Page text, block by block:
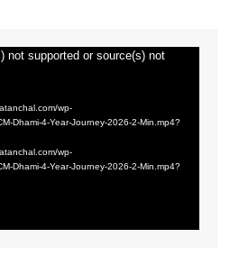
not supported or source(s) not
wp-
Dhami-4-Year-Journey-2026-2-Min.mp4?
wp-
Dhami-4-Year-Journey-2026-2-Min.mp4?